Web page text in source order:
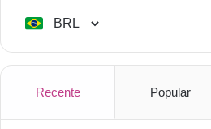
Recente Popular